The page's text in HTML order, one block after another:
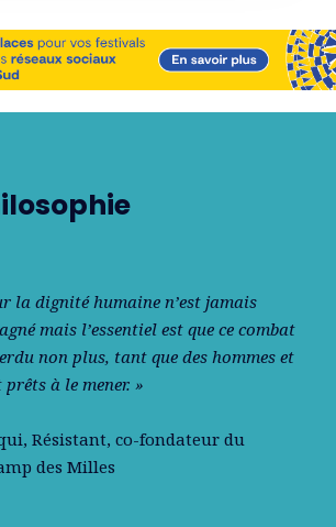
la dignité humaine n’est jamais
mais l’essentiel est que ce combat
non plus, tant que des hommes et
à le mener. »
, Résistant, co-fondateur du
des Milles